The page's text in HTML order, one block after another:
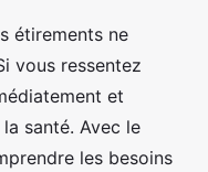
étirements ne
vous ressentez
et
santé. Avec le
les besoins